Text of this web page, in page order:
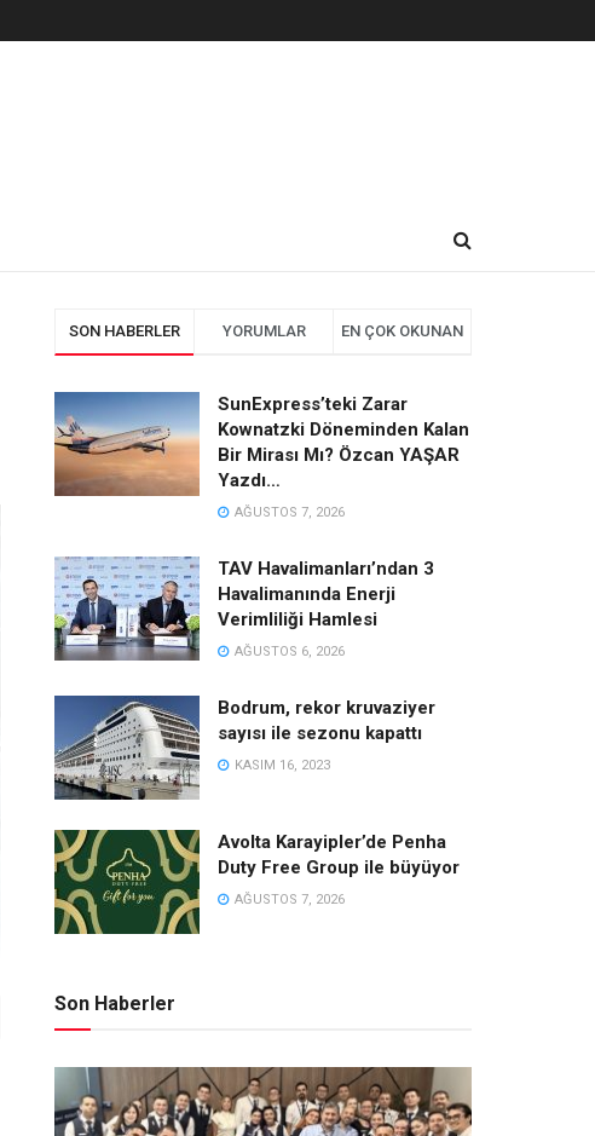
SON HABERLER YORUMLAR EN ÇOK OKUNAN
SunExpress’teki Zarar
Kownatzki Döneminden Kalan
Bir Mirası Mı? Özcan YAŞAR
Yazdı…
AĞUSTOS 7, 2026
TAV Havalimanları’ndan 3
Havalimanında Enerji
Verimliliği Hamlesi
AĞUSTOS 6, 2026
Bodrum, rekor kruvaziyer
sayısı ile sezonu kapattı
KASIM 16, 2023
Avolta Karayipler’de Penha
Duty Free Group ile büyüyor
AĞUSTOS 7, 2026
Son Haberler